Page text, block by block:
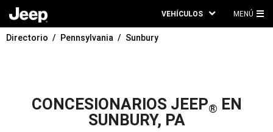
VEHÍCULOS MENÚ
Directorio Pennsylvania Sunbury
CONCESIONARIOS JEEP® EN
SUNBURY, PA